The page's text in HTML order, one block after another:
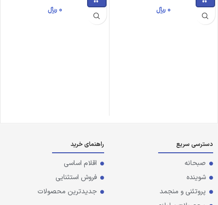
0 ﷼ 0 ﷼
دسترسی سریع
صبحانه
شوینده
پروتئنی و منجمد
راهنمای خرید
اقلام اساسی
فروش استثنایی
جدیدترین محصولات